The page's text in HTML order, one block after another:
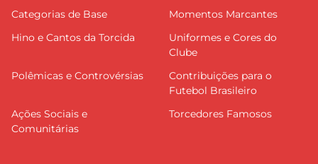
Categorias de Base
Momentos Marcantes
Hino e Cantos da Torcida
Uniformes e Cores do
Clube
Polêmicas e Controvérsias
Contribuições para o
Futebol Brasileiro
Ações Sociais e
Comunitárias
Torcedores Famosos